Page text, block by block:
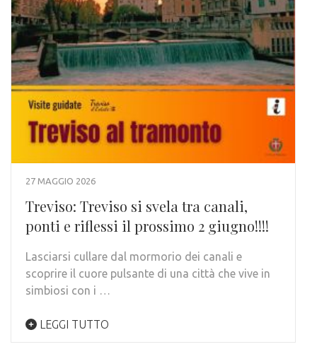
27 MAGGIO 2026
Treviso: Treviso si svela tra canali,
ponti e riflessi il prossimo 2 giugno!!!!
Lasciarsi cullare dal mormorio dei canali e
scoprire il cuore pulsante di una città che vive in
simbiosi con i …
LEGGI TUTTO